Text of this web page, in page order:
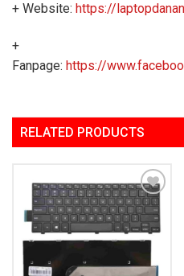
+ Website: https://
+
Fanpage: https://
RELATED PRODUCTS
Add to
Wishlist